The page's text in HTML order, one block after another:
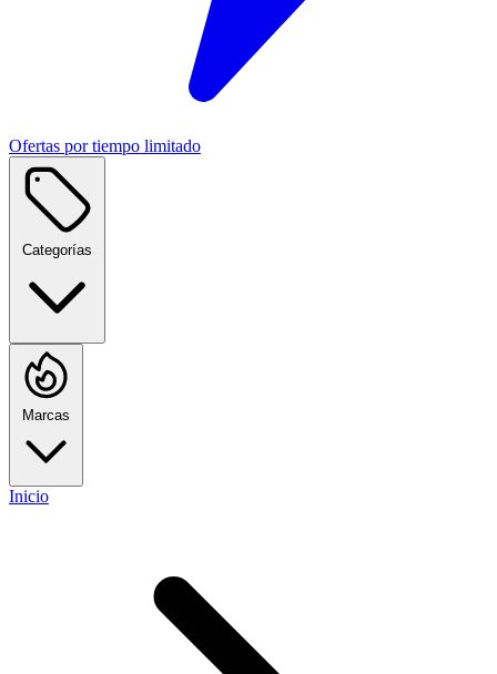
Ofertas por tiempo limitado
Categorías
Marcas
Inicio